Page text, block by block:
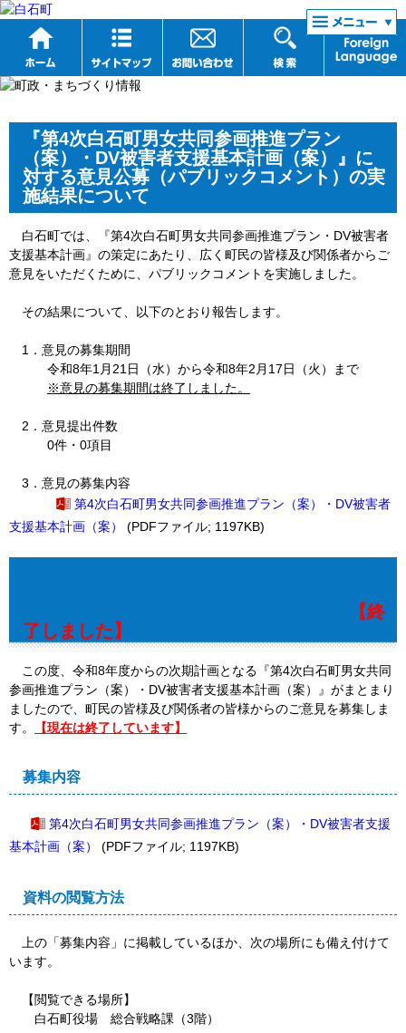
リンク集
『第4次白石町男女共同参画推進プラン
（案）・DV被害者支援基本計画（案）』に
対する意見公募（パブリックコメント）の実
施結果について
白石町では、『第4次白石町男女共同参画推進プラン・DV被害者
支援基本計画』の策定にあたり、広く町民の皆様及び関係者からご
意見をいただくために、パブリックコメントを実施しました。
その結果について、以下のとおり報告します。
1．意見の募集期間
令和8年1月21日（水）から令和8年2月17日（火）まで
※意見の募集期間は終了しました。
2．意見提出件数
0件・0項目
3．意見の募集内容
第4次白石町男女共同参画推進プラン（案）・DV被害者
支援基本計画（案）
(PDFファイル; 1197KB)
【終
了しました】
この度、令和8年度からの次期計画となる『第4次白石町男女共同
参画推進プラン（案）・DV被害者支援基本計画（案）』がまとまり
ましたので、町民の皆様及び関係者の皆様からのご意見を募集しま
す。
【現在は終了しています】
募集内容
第4次白石町男女共同参画推進プラン（案）・DV被害者支援
基本計画（案）
(PDFファイル; 1197KB)
資料の閲覧方法
上の「募集内容」に掲載しているほか、次の場所にも備え付けて
います。
【閲覧できる場所】
白石町役場 総合戦略課（3階）